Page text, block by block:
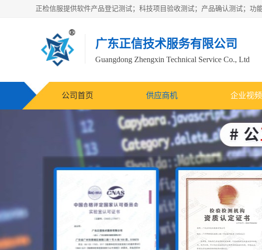
广东正信技术服务有限公司
Guangdong Zhengxin Technical Service Co., Ltd
公司首页 供应商机 企业视频